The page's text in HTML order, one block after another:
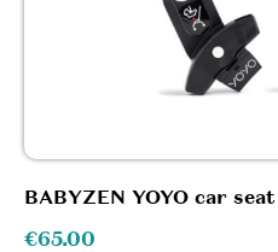
BABYZEN YOYO car
€65.00